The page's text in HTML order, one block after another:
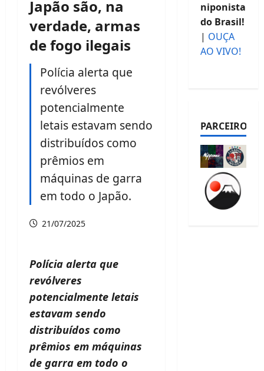
Japão são, na
verdade, armas
de fogo ilegais
Polícia alerta que
revólveres
potencialmente
letais estavam sendo
distribuídos como
prêmios em
máquinas de garra
em todo o Japão.
21/07/2025
Polícia alerta que
revólveres
potencialmente letais
estavam sendo
distribuídos como
prêmios em máquinas
de garra em todo o
niponista
do Brasil!
| OUÇA
AO VIVO!
PARCEIROS